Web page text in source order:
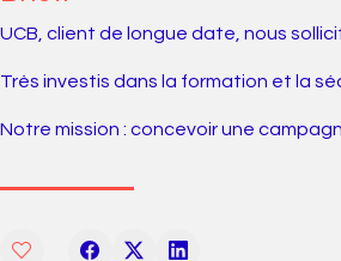
UCB, client de longue date, nous
Très investis dans la formation et la
Notre mission : concevoir une